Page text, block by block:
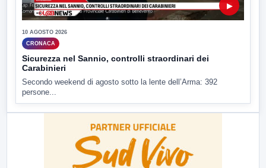
▶
10 AGOSTO 2026
CRONACA
Sicurezza nel Sannio, controlli straordinari dei
Carabinieri
Secondo weekend di agosto sotto la lente dell’Arma: 392
persone...